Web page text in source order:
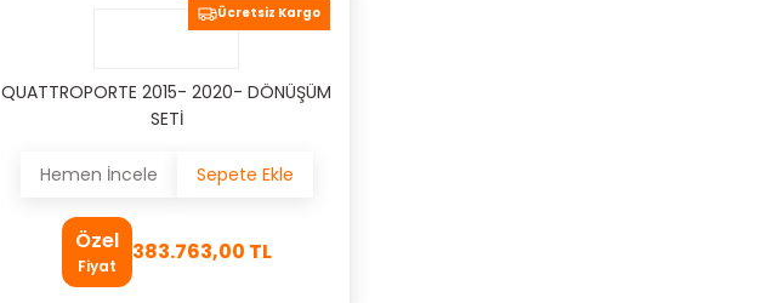
Ücretsiz Kargo
QUATTROPORTE 2015- 2020- DÖNÜŞÜM
SETİ
Hemen İncele Sepete Ekle
Özel
Fiyat
383.763,00 TL